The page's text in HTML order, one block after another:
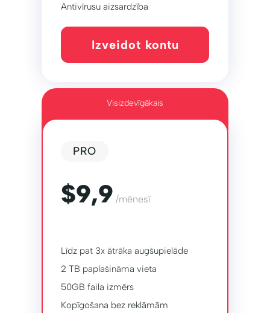
Antivīrusu aizsardzība
Izveidot kontu
Visizdevīgākais
PRO
$9,9 /mēnesī
Līdz pat 3x ātrāka augšupielāde
2 TB paplašināma vieta
50GB faila izmērs
Kopīgošana bez reklāmām